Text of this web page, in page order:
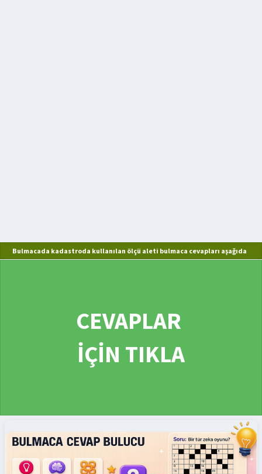
Bulmacada kadastroda kullanılan ölçü aleti bulmaca cevapları aşağıda
CEVAPLAR
İÇİN TIKLA